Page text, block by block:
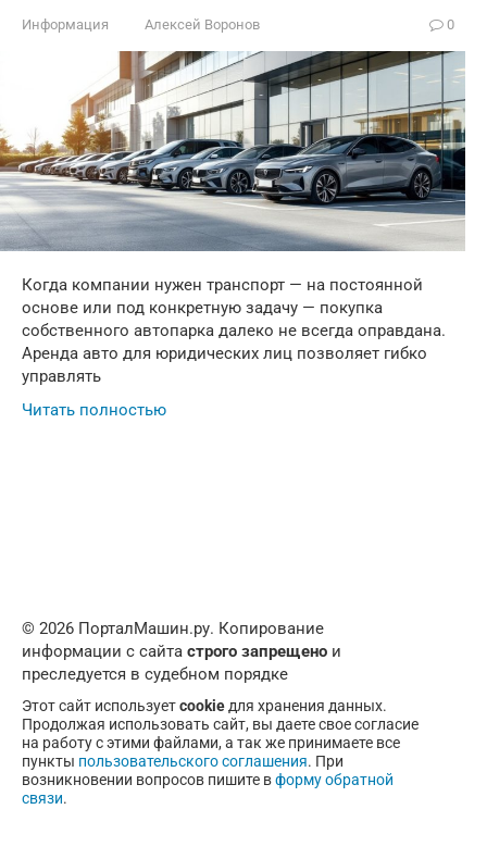
Информация Алексей Воронов 0
Когда компании нужен транспорт — на постоянной
основе или под конкретную задачу — покупка
собственного автопарка далеко не всегда оправдана.
Аренда авто для юридических лиц позволяет гибко
управлять
Читать полностью
© 2026 ПорталМашин.ру. Копирование
информации с сайта строго запрещено и
преследуется в судебном порядке
Этот сайт используетcookie для хранения данных.
Продолжая использовать сайт, вы даете свое согласие
на работу с этими файлами, а так же принимаете все
пункты пользовательского соглашения. При
возникновении вопросов пишите вформу обратной
связи.